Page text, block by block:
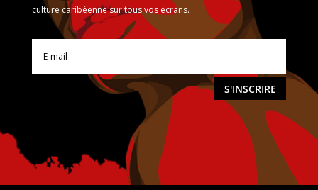
culture caribéenne sur tous vos écrans.
S'INSCRIRE